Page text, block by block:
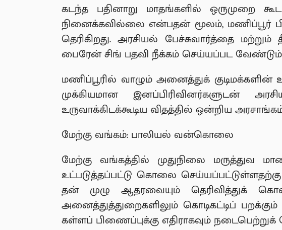
கடந்த பதினாறு மாதங்களில் ஒருமுறை
நினைக்கவில்லை என்பதன் மூலம், மணிப்பூர்
தெரிகிறது. அரசியல் பேச்சுவார்த்தை
பைரேன் சிங் பதவி நீக்கம் செய்யப்பட வேண்டும்
மணிப்பூரில் வாழும் அனைத்துக்
முக்கியமான இனப்பிரிவினர்களுடன்
உருவாக்கிடக்கூடிய விதத்தில் ஒன்றிய
மேற்கு வங்கம்: பாலியல் வன்கொலை
மேற்கு வங்கத்தில் முதுநிலை மருத்துவ
உட்படுத்தப்பட்டு கொலை செய்யப்பட்டுள்ளதற்கு
தன் முழு ஆதரவையும் தெரிவித்துக்
அனைத்துத்துறைகளிலும் கொடிகட்டிப்
கள்ளப் பிணைப்புக்கு எதிராகவும் நடைபெற்றுக்